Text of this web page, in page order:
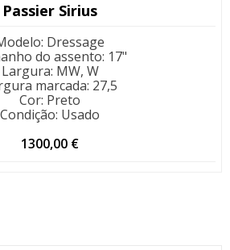
Passier Sirius
: Dressage
do assento: 17"
Largura: MW, W
marcada: 27,5
Cor: Preto
Condição: Usado
1300,00 €